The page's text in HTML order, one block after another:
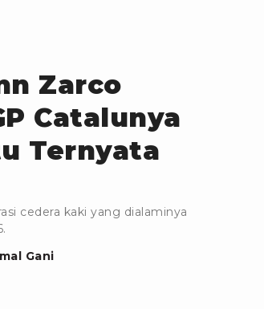
Zarco
Catalunya
Ternyata
cedera kaki yang dialaminya
Gani